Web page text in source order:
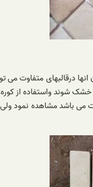
درقالبهای متفاوت
واستفاده از کوره